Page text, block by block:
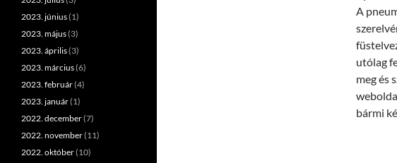
A
utólag
meg és
bármi
2023. június(1)
2023. május(3)
2023. április(3)
2023. március(6)
2023. február(4)
2023. január(1)
2022. december(7)
2022. november(11)
2022. október(10)